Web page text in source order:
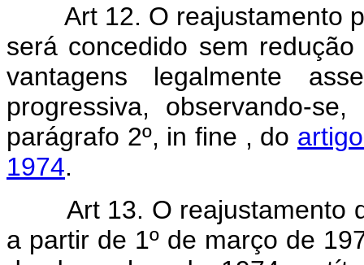
Art 12. O reajustamento
será concedido sem
vantagens legalmente
progressiva, observando-
parágrafo 2º, in fine , do
1974.
Art 13. O reajustamento
a partir de 1º de março de